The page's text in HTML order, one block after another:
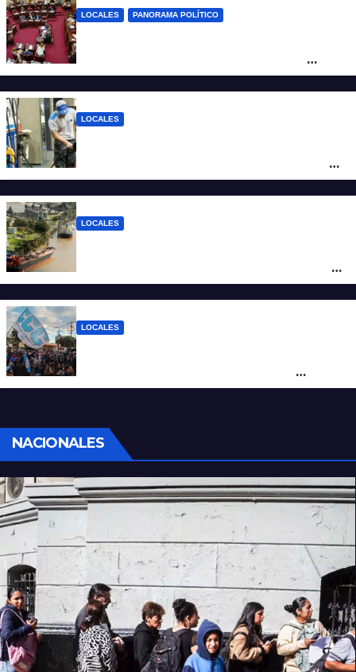
LOCALES PANORAMA POLÍTICO
Santa Fe
LOCALES
ciudad de Santa Fe: la nafta súper superó
los $2.100 y llenar el tanque cuesta más
LOCALES
posicionar los puertos del sur de Santa Fe
como salida para las exportaciones
LOCALES
sociales y sindicales
NACIONALES